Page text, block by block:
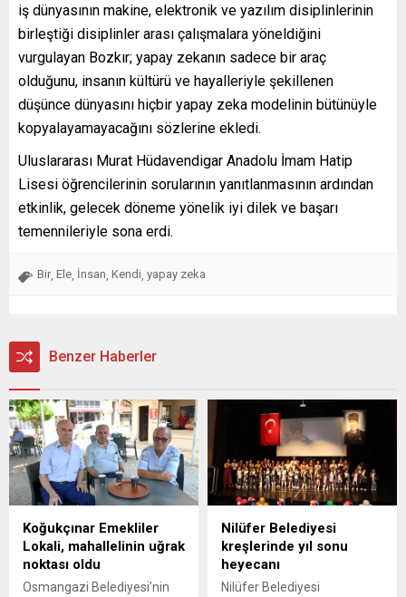
iş dünyasının makine, elektronik ve yazılım disiplinlerinin
birleştiği disiplinler arası çalışmalara yöneldiğini
vurgulayan Bozkır; yapay zekanın sadece bir araç
olduğunu, insanın kültürü ve hayalleriyle şekillenen
düşünce dünyasını hiçbir yapay zeka modelinin bütünüyle
kopyalayamayacağını sözlerine ekledi.
Uluslararası Murat Hüdavendigar Anadolu İmam Hatip
Lisesi öğrencilerinin sorularının yanıtlanmasının ardından
etkinlik, gelecek döneme yönelik iyi dilek ve başarı
temennileriyle sona erdi.
Bir Ele İnsan Kendi yapay zeka
Benzer Haberler
Koğukçınar Emekliler
Lokali, mahallelinin uğrak
noktası oldu
Osmangazi Belediyesi’nin
Nilüfer Belediyesi
kreşlerinde yıl sonu
heyecanı
Nilüfer Belediyesi